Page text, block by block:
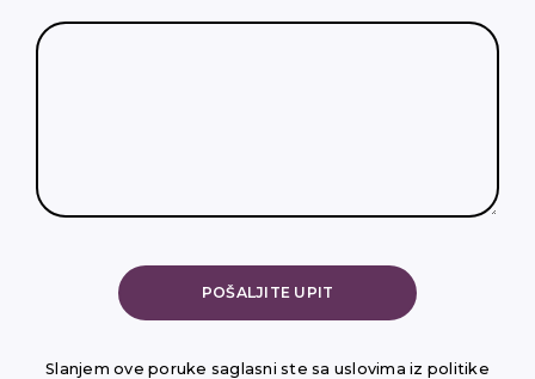
Slanjem ove poruke saglasni ste sa uslovima iz politike